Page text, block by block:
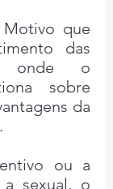
que
das
onde o
sobre
da
ou a
a sexual, o